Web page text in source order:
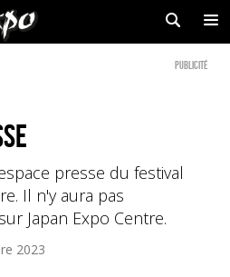
Publicité
presse du festival
Il n'y aura pas
Japan Expo Centre.
2023